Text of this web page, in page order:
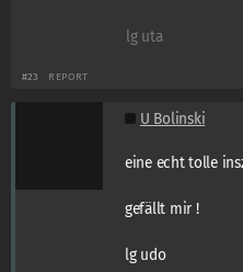
lg uta
#23 REPORT
U Bolinski
eine echt tolle
gefällt mir !
lg udo